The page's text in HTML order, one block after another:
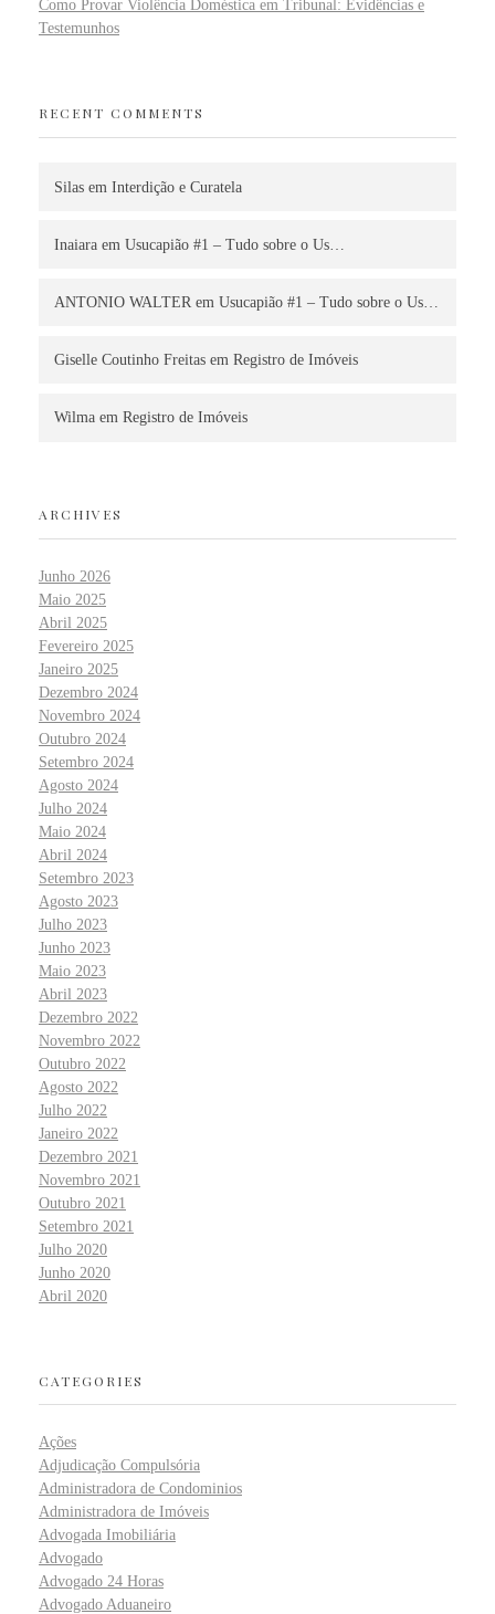
Como Provar Violência Doméstica em Tribunal: Evidências e
Testemunhos
RECENT COMMENTS
Silas em Interdição e Curatela
Inaiara em Usucapião #1 – Tudo sobre o Us…
ANTONIO WALTER em Usucapião #1 – Tudo sobre o Us…
Giselle Coutinho Freitas em Registro de Imóveis
Wilma em Registro de Imóveis
ARCHIVES
Junho 2026
Maio 2025
Abril 2025
Fevereiro 2025
Janeiro 2025
Dezembro 2024
Novembro 2024
Outubro 2024
Setembro 2024
Agosto 2024
Julho 2024
Maio 2024
Abril 2024
Setembro 2023
Agosto 2023
Julho 2023
Junho 2023
Maio 2023
Abril 2023
Dezembro 2022
Novembro 2022
Outubro 2022
Agosto 2022
Julho 2022
Janeiro 2022
Dezembro 2021
Novembro 2021
Outubro 2021
Setembro 2021
Julho 2020
Junho 2020
Abril 2020
CATEGORIES
Ações
Adjudicação Compulsória
Administradora de Condominios
Administradora de Imóveis
Advogada Imobiliária
Advogado
Advogado 24 Horas
Advogado Aduaneiro